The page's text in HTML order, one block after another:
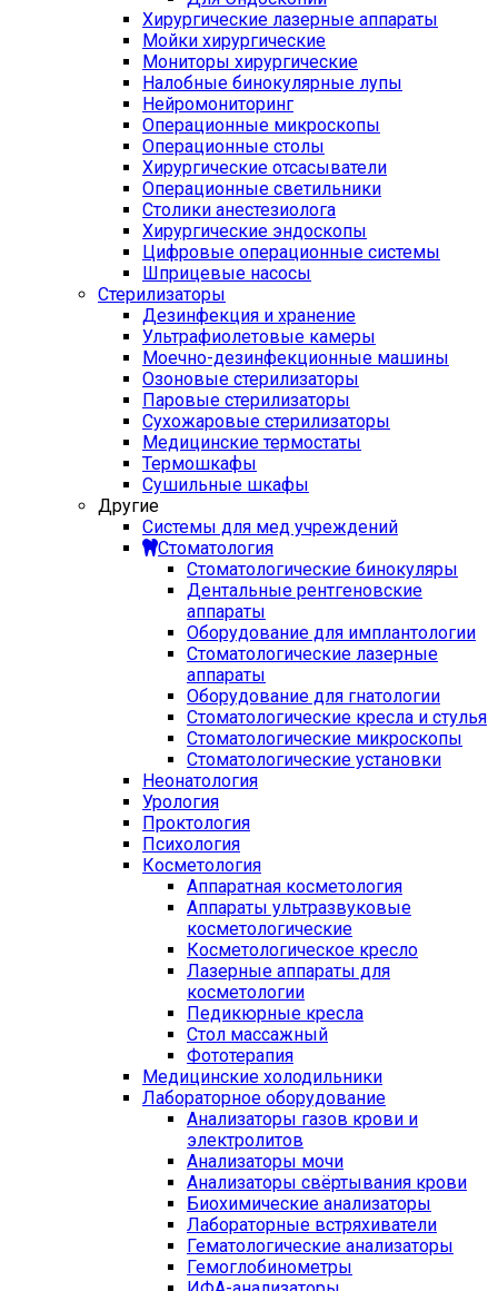
Хирургические лазерные аппараты
Мойки хирургические
Мониторы хирургические
Налобные бинокулярные лупы
Нейромониторинг
Операционные микроскопы
Операционные столы
Хирургические отсасыватели
Операционные светильники
Столики анестезиолога
Хирургические эндоскопы
Цифровые операционные системы
Шприцевые насосы
Стерилизаторы
Дезинфекция и хранение
Ультрафиолетовые камеры
Моечно-дезинфекционные машины
Озоновые стерилизаторы
Паровые стерилизаторы
Сухожаровые стерилизаторы
Медицинские термостаты
Термошкафы
Сушильные шкафы
Другие
Системы для мед учреждений
Стоматология
Стоматологические бинокуляры
Дентальные рентгеновские
аппараты
Оборудование для имплантологии
Стоматологические лазерные
аппараты
Оборудование для гнатологии
Стоматологические кресла и стулья
Стоматологические микроскопы
Стоматологические установки
Неонатология
Урология
Проктология
Психология
Косметология
Аппаратная косметология
Аппараты ультразвуковые
косметологические
Косметологическое кресло
Лазерные аппараты для
косметологии
Педикюрные кресла
Стол массажный
Фототерапия
Медицинские холодильники
Лабораторное оборудование
Анализаторы газов крови и
электролитов
Анализаторы мочи
Анализаторы свёртывания крови
Биохимические анализаторы
Лабораторные встряхиватели
Гематологические анализаторы
Гемоглобинометры